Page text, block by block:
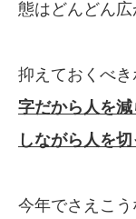
態はどんどん広
抑えておくべ
字だから人を
しながら人を切
今年でさえこ